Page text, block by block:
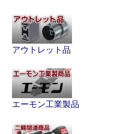
アウトレット品
エーモン工業製品